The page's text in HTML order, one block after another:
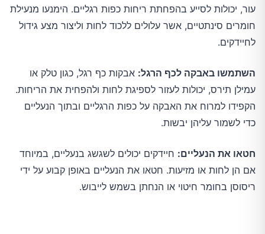
עור, יכולות לסייע בהפחתת ריחות כפות רגליים. הימנעו מנעילת
חומרים סינתטיים, אשר עלולים ללכוד לחות וליצור מצע גידול
לחיידקים.
השתמשו באבקה לכף הרגל: אבקות כף רגל, כגון טלק או
עמילן תירס, יכולות לעזור לספיגת לחות ולהפחית את הריחות.
הקפידו למרוח את האבקה על כפות הרגליים ובתוך הנעליים
כדי לשמור עליהן יבשות.
חטאו את הנעליים: חיידקים יכולים לשגשג בנעליים, במיוחד
אם הן לחות או מזיעות. חטאו את הנעליים באופן קבוע על ידי
ריסוסן בחומר חיטוי או הנחתן בשמש לייבוש.